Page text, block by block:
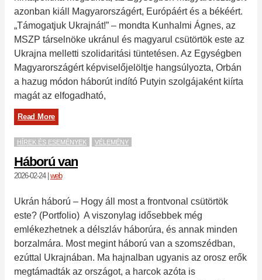
azonban kiáll Magyarországért, Európáért és a békéért.
„Támogatjuk Ukrajnát!” – mondta Kunhalmi Ágnes, az
MSZP társelnöke ukránul és magyarul csütörtök este az
Ukrajna melletti szolidaritási tüntetésen. Az Egységben
Magyarországért képviselőjelöltje hangsúlyozta, Orbán
a hazug módon háborút indító Putyin szolgájaként kiírta
magát az elfogadható,
Read More
HÍREK ÉS ESEMÉNYEK VÉLEMÉNY
Háború van
2026-02-24| web
Ukrán háború – Hogy áll most a frontvonal csütörtök
este? (Portfolio) A viszonylag idősebbek még
emlékezhetnek a délszláv háborúra, és annak minden
borzalmára. Most megint háború van a szomszédban,
ezúttal Ukrajnában. Ma hajnalban ugyanis az orosz erők
megtámadták az országot, a harcok azóta is